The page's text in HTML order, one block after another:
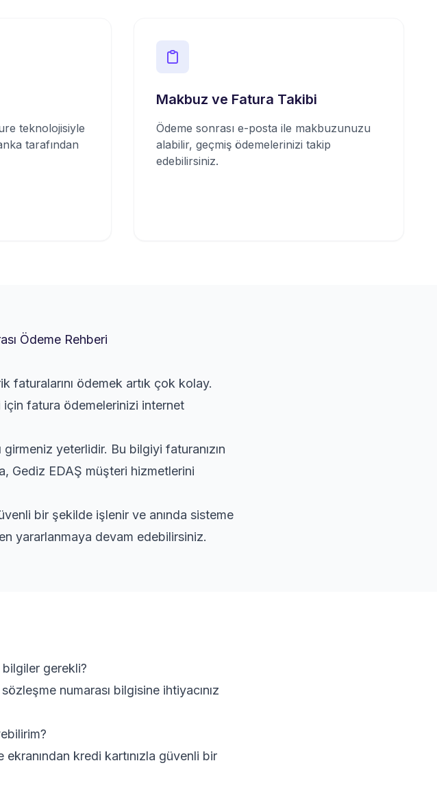
teknolojisiyle
tarafından
Makbuz ve Fatura Takibi
Ödeme sonrası e-posta ile makbuzunuzu
alabilir, geçmiş ödemelerinizi takip
edebilirsiniz.
Ödeme Rehberi
faturalarını ödemek artık çok kolay.
için fatura ödemelerinizi internet
yeterlidir. Bu bilgiyi faturanızın
Gediz EDAŞ müşteri hizmetlerini
bir şekilde işlenir ve anında sisteme
yararlanmaya devam edebilirsiniz.
gerekli?
numarası bilgisine ihtiyacınız
kredi kartınızla güvenli bir